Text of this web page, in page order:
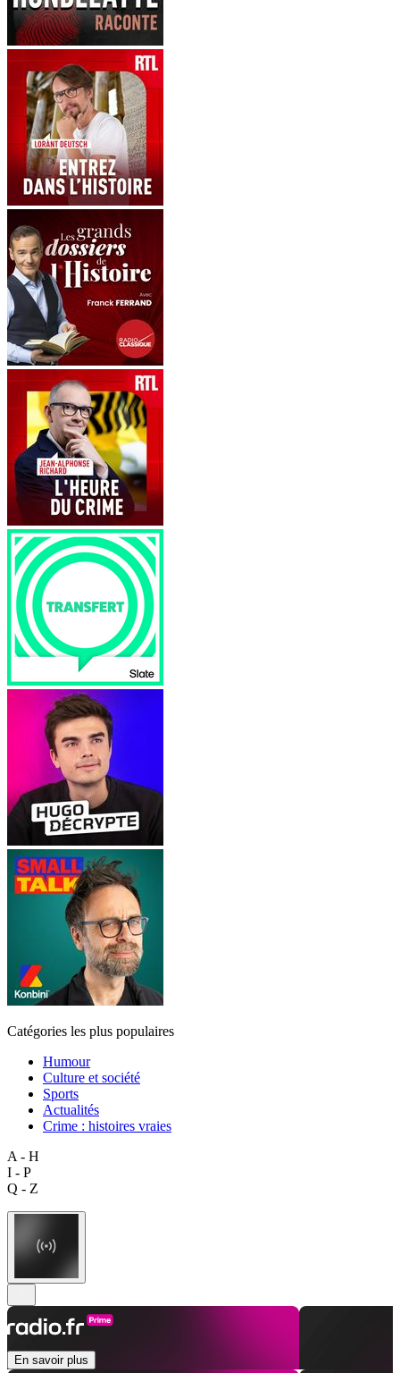
Catégories les plus populaires
Humour
Culture et société
Sports
Actualités
Crime : histoires vraies
A - H
I - P
Q - Z
En savoir plus